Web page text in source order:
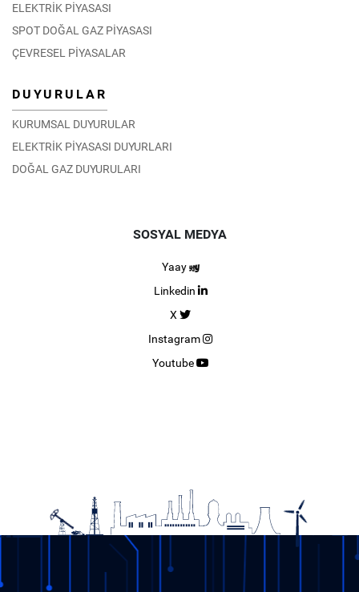
ELEKTRİK PİYASASI
SPOT DOĞAL GAZ PİYASASI
ÇEVRESEL PİYASALAR
DUYURULAR
KURUMSAL DUYURULAR
ELEKTRİK PİYASASI DUYURLARI
DOĞAL GAZ DUYURULARI
SOSYAL MEDYA
Yaay
Linkedin
X
Instagram
Youtube